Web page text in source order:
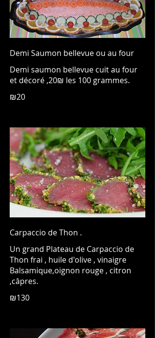
Demi Saumon bellevue ou au four
Demi saumon bellevue cuit au four
et décoré ,20₪ les 100 grammes.
₪20
Carpaccio de Thon .
Un grand Plateau de Carpaccio de
Thon frai , huile d'olive , vinaigre
Balsamique,oignon rouge , citron
,câpres.
₪130